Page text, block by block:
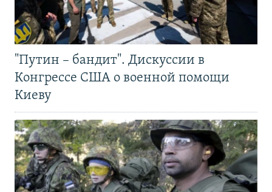
"Путин – бандит". Дискуссии в
Конгрессе США о военной помощи
Киеву